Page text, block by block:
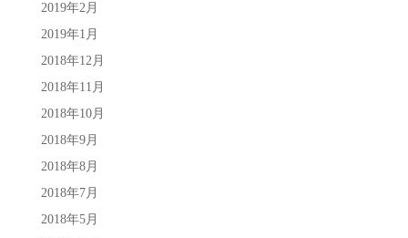
2019年2月
2019年1月
2018年12月
2018年11月
2018年10月
2018年9月
2018年8月
2018年7月
2018年5月